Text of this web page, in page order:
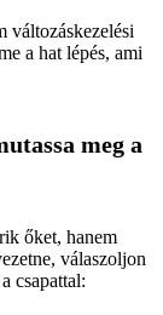
változáskezelési
a hat lépés, ami
meg a
őket, hanem
válaszoljon
csapattal: